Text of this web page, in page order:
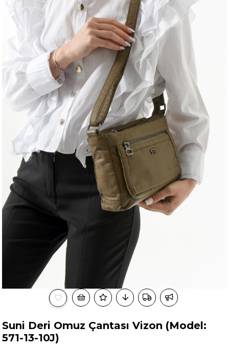
Suni Deri Omuz Çantası Vizon (Model:
571-13-10J)